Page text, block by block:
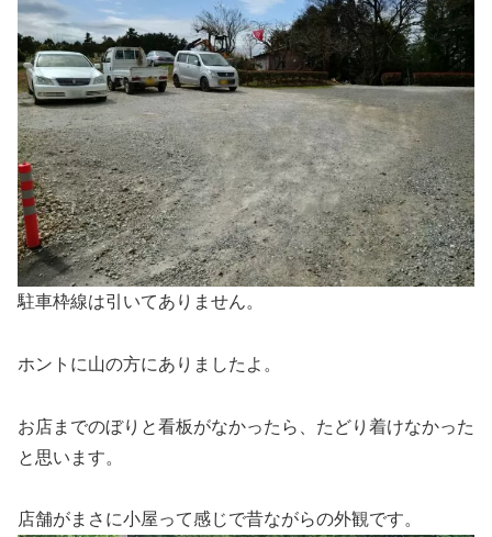
駐車枠線は引いてありません。
ホントに山の方にありましたよ。
お店までのぼりと看板がなかったら、たどり着けなかった
と思います。
店舗がまさに小屋って感じで昔ながらの外観です。